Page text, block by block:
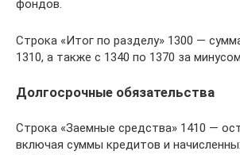
фондов.
Строка «Итог по разделу» 1300 —
1310, а также с 1340 по 1370 за
Долгосрочные обязательства
Строка «Заемные средства» 1410 —
включая суммы кредитов и